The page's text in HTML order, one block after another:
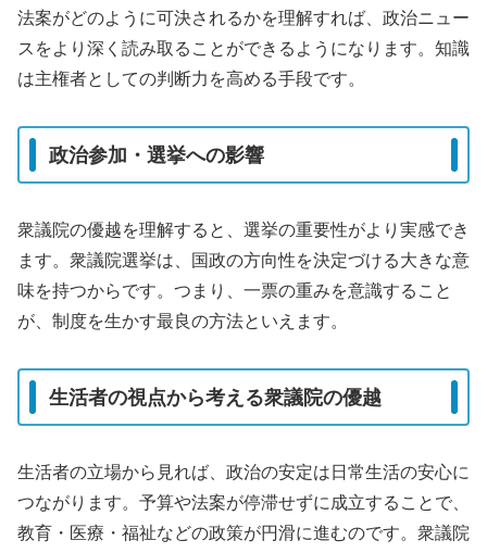
法案がどのように可決されるかを理解すれば、政治ニュー
スをより深く読み取ることができるようになります。知識
は主権者としての判断力を高める手段です。
政治参加・選挙への影響
衆議院の優越を理解すると、選挙の重要性がより実感でき
ます。衆議院選挙は、国政の方向性を決定づける大きな意
味を持つからです。つまり、一票の重みを意識すること
が、制度を生かす最良の方法といえます。
生活者の視点から考える衆議院の優越
生活者の立場から見れば、政治の安定は日常生活の安心に
つながります。予算や法案が停滞せずに成立することで、
教育・医療・福祉などの政策が円滑に進むのです。衆議院